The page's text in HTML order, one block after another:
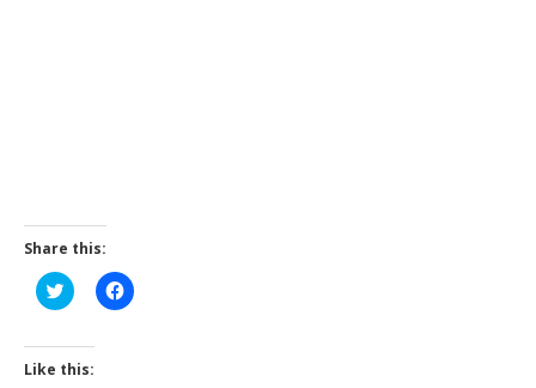
Share this:
Click
to
Twitter
(Opens
in
Click
to
Like this: